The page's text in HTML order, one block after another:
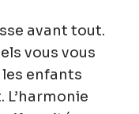
avant tout.
vous vous
enfants